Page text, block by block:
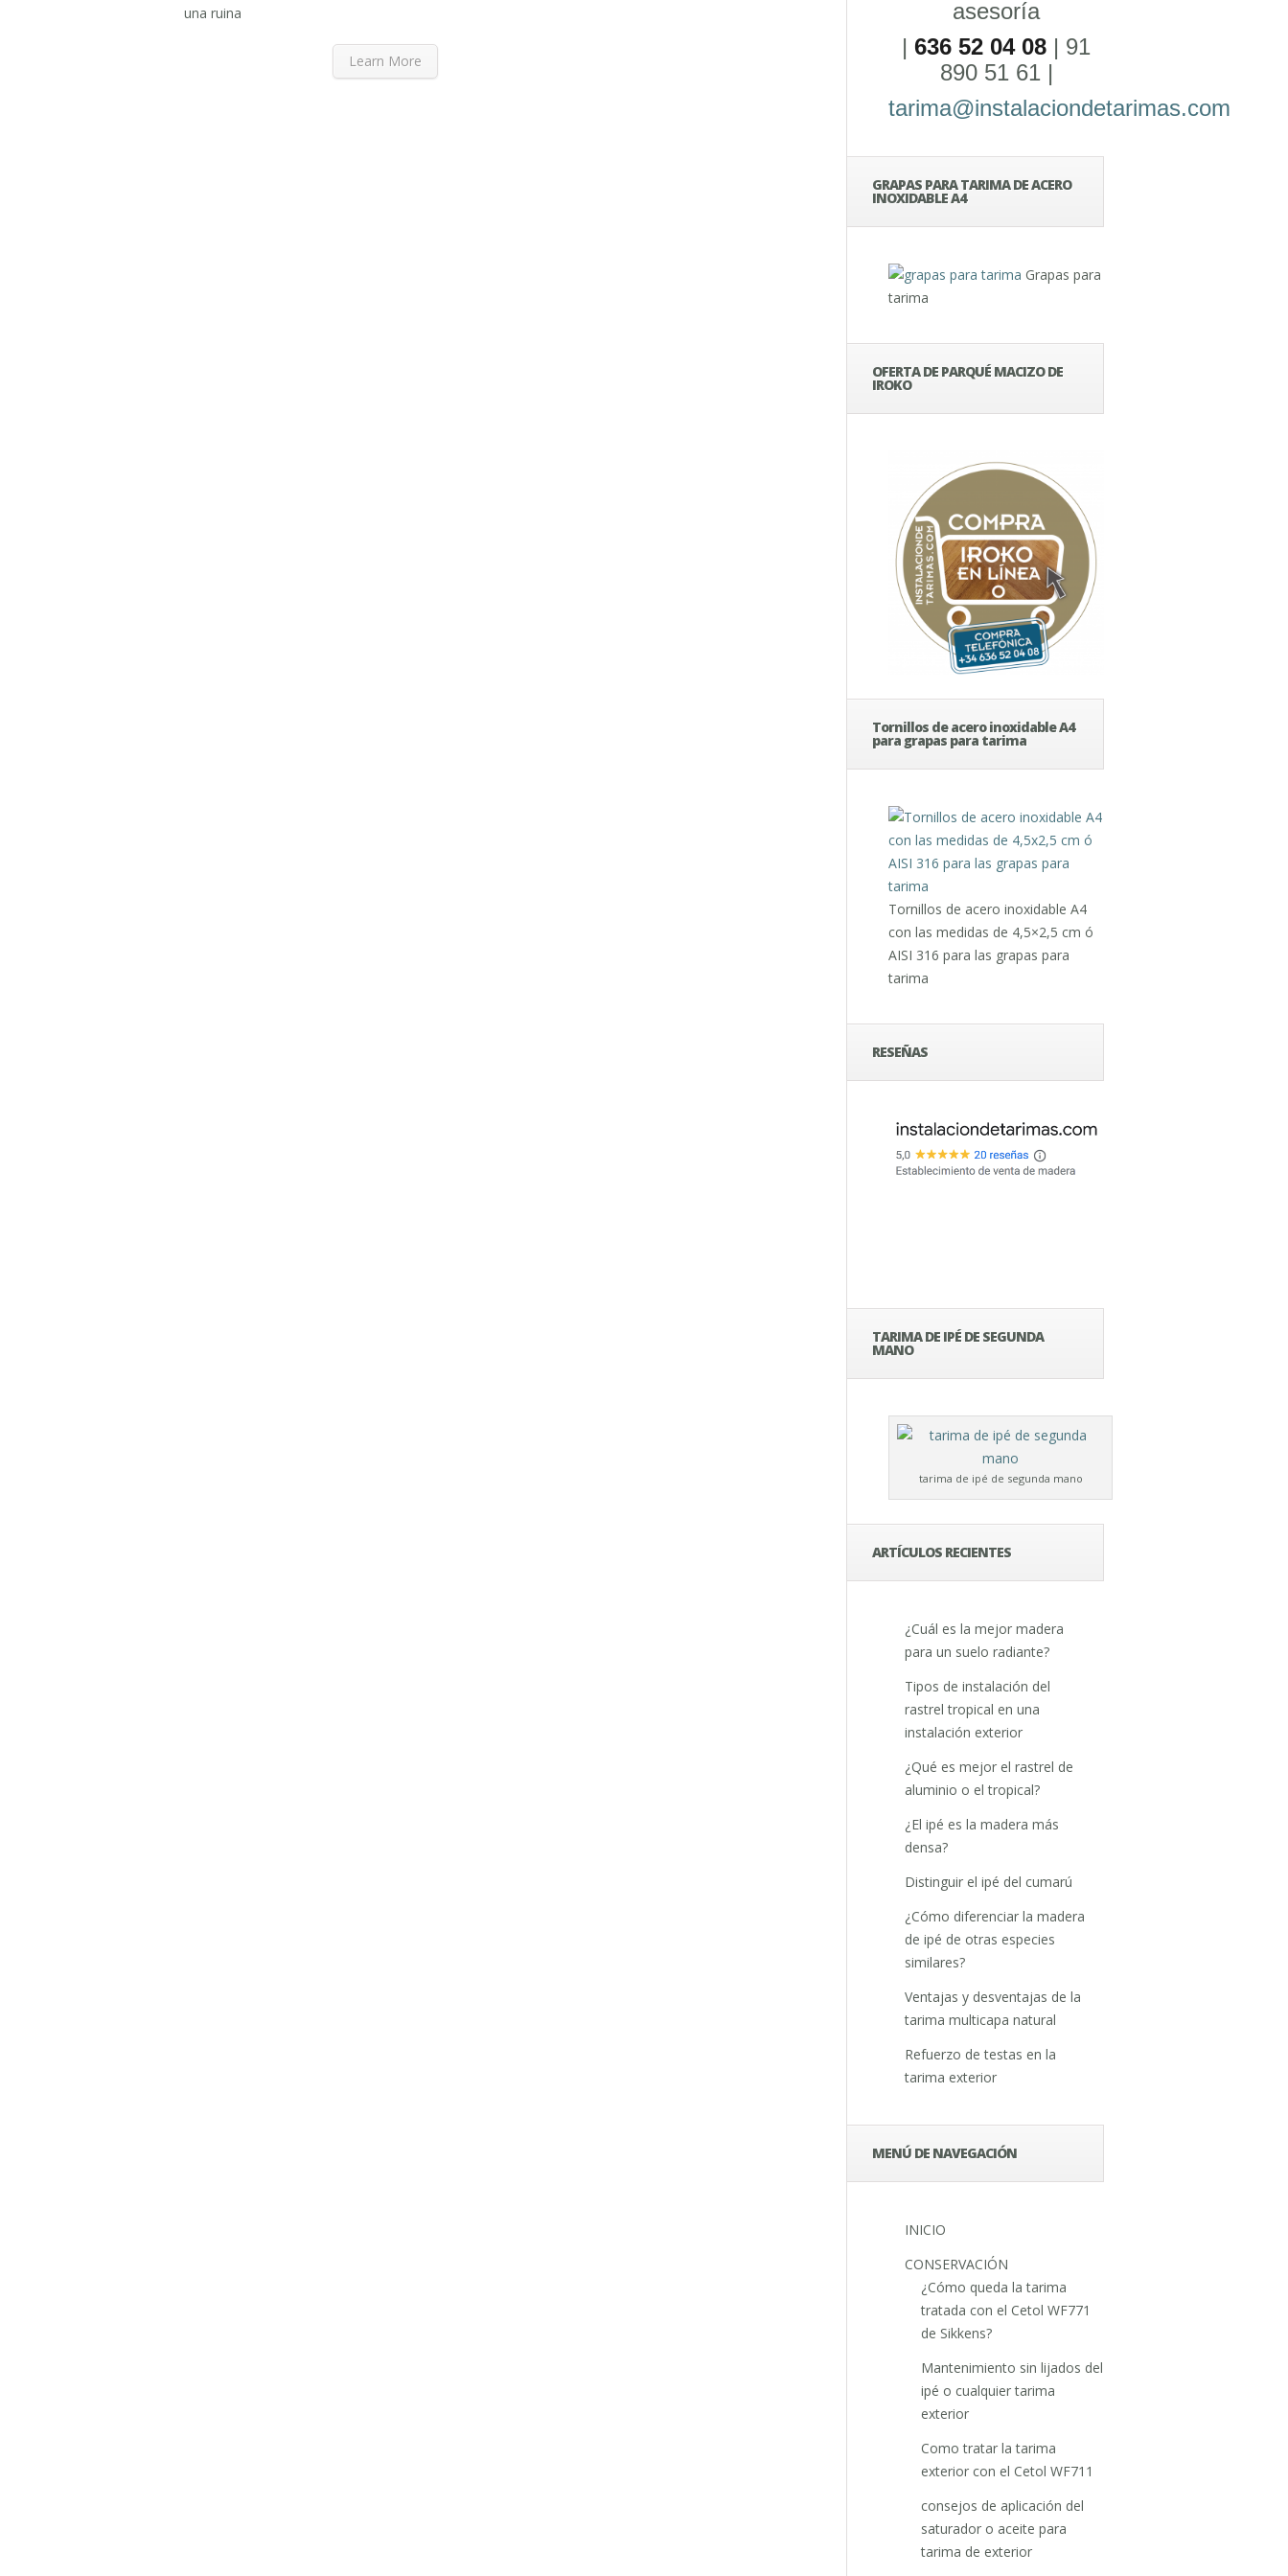
una ruina
Learn More
asesoría
| 636 52 04 08 | 91
890 51 61 |
tarima@instalaciondetarimas.com
GRAPAS PARA TARIMA DE ACERO
INOXIDABLE A4
Grapas para
tarima
OFERTA DE PARQUÉ MACIZO DE
IROKO
Tornillos de acero inoxidable A4
para grapas para tarima
Tornillos de acero inoxidable A4
con las medidas de 4,5×2,5 cm ó
AISI 316 para las grapas para
tarima
RESEÑAS
TARIMA DE IPÉ DE SEGUNDA
MANO
tarima de ipé de segunda mano
ARTÍCULOS RECIENTES
¿Cuál es la mejor madera
para un suelo radiante?
Tipos de instalación del
rastrel tropical en una
instalación exterior
¿Qué es mejor el rastrel de
aluminio o el tropical?
¿El ipé es la madera más
densa?
Distinguir el ipé del cumarú
¿Cómo diferenciar la madera
de ipé de otras especies
similares?
Ventajas y desventajas de la
tarima multicapa natural
Refuerzo de testas en la
tarima exterior
MENÚ DE NAVEGACIÓN
INICIO
CONSERVACIÓN
¿Cómo queda la tarima
tratada con el Cetol WF771
de Sikkens?
Mantenimiento sin lijados del
ipé o cualquier tarima
exterior
Como tratar la tarima
exterior con el Cetol WF711
consejos de aplicación del
saturador o aceite para
tarima de exterior